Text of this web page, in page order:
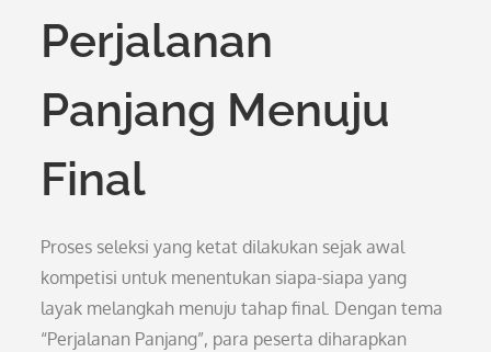
Perjalanan
Panjang Menuju
Final
Proses seleksi yang ketat dilakukan sejak awal
kompetisi untuk menentukan siapa-siapa yang
layak melangkah menuju tahap final. Dengan tema
“Perjalanan Panjang”, para peserta diharapkan